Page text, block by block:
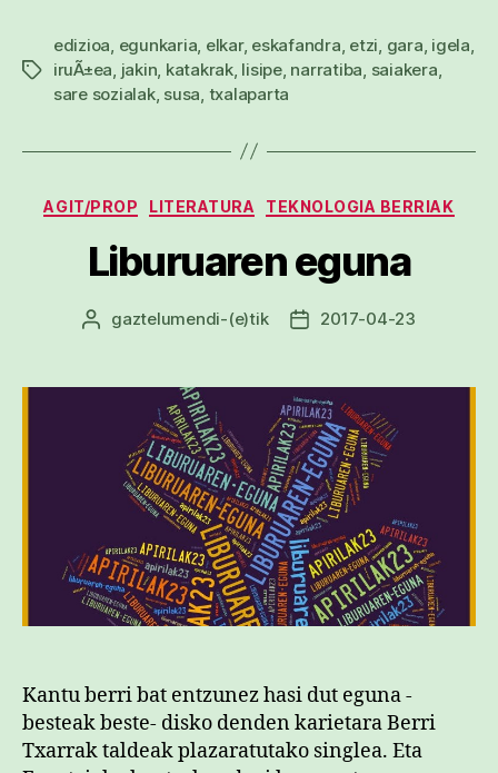
Etiketak
edizioa, egunkaria, elkar, eskafandra, etzi, gara, igela,
iruÃ±ea, jakin, katakrak, lisipe, narratiba, saiakera,
sare sozialak, susa, txalaparta
Kategoriak
AGIT/PROP LITERATURA TEKNOLOGIA BERRIAK
Liburuaren eguna
Argitalpenaren
gaztelumendi-(e)tik
Argitalpenaren
2017-04-23
Kantu berri bat entzunez hasi dut eguna -
besteak beste- disko denden karietara Berri
Txarrak taldeak plazaratutako singlea. Eta